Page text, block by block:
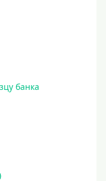
банка